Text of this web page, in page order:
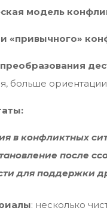
модель
«привычного»
больше ориентации
в конфликтных
после
для поддержки
: несколько